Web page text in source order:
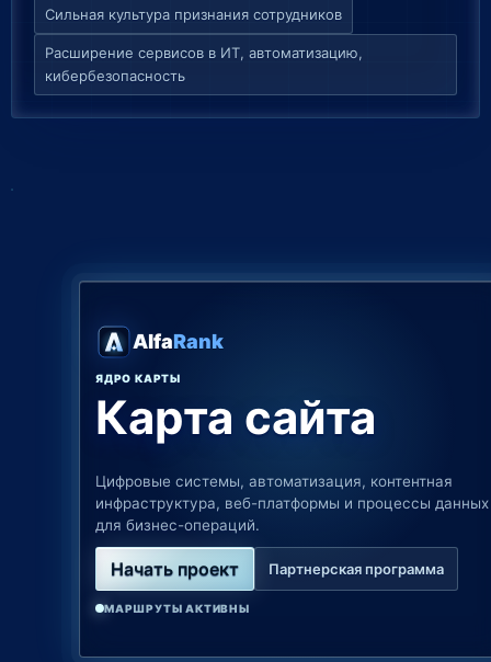
Сильная культура признания сотрудников
Расширение сервисов в ИТ, автоматизацию,
кибербезопасность
AlfaRank
ЯДРО КАРТЫ
Карта сайта
Цифровые системы, автоматизация, контентная
инфраструктура, веб-платформы и процессы данных
для бизнес-операций.
Начать проект Партнерская программа
МАРШРУТЫ АКТИВНЫ